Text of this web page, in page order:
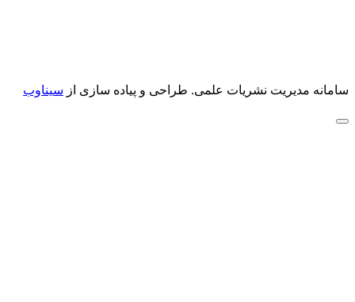
سامانه مدیریت نشریات علمی. طراحی و پیاده سازی از سیناوب